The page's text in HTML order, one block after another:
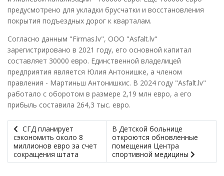
предусмотрено для укладки брусчатки и восстановления
покрытия подъездных дорог к кварталам.
Согласно данным "Firmas.lv", ООО "Asfalt.lv"
зарегистрировано в 2021 году, его основной капитал
составляет 30000 евро. Единственной владелицей
предприятия является Юлия Антонишке, а членом
правления - Мартиньш Антонишкис. В 2024 году "Asfalt.lv"
работало с оборотом в размере 2,19 млн евро, а его
прибыль составила 264,3 тыс. евро.
СГД планирует
сэкономить около 8
миллионов евро за счет
сокращения штата
В Детской больнице
откроются обновленные
помещения Центра
спортивной медицины